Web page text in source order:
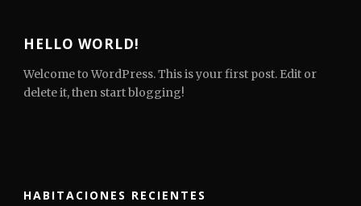
HELLO WORLD!
Welcome to WordPress. This is your first post. Edit or
delete it, then start blogging!
HABITACIONES RECIENTES